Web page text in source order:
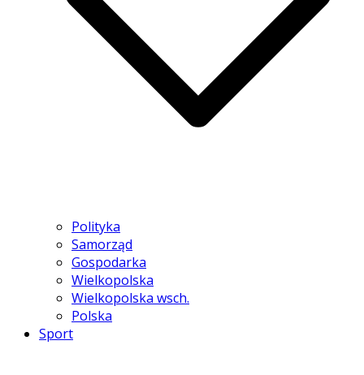
Polityka
Samorząd
Gospodarka
Wielkopolska
Wielkopolska wsch.
Polska
Sport